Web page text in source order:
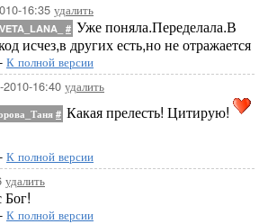
16:35 удалить
# Уже поняла.Переделала.В
исчез,в других есть,но не отражается
- К полной версии
2010-16:40 удалить
# Какая прелесть! Цитирую!
- К полной версии
удалить
- К полной версии